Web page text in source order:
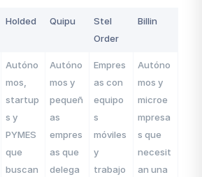
Holded Quipu
Stel
Order
Billin
Autóno
mos,
startup
s y
PYMES
que
buscan
Autóno
mos y
pequeñ
as
empres
as que
delega
Empres
as con
equipo
s
móviles
y
trabajo
Autóno
mos y
microe
mpresa
s que
necesit
an una